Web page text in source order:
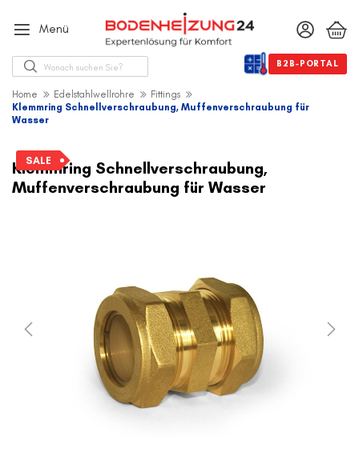
Menü
Suche B2B-PORTAL
Home Edelstahlwellrohre
Fittings
Klemmring Schnellverschraubung, Muffenverschraubung für
Wasser
Ende
der
Bildergalerie
Klemmring Schnellverschraubung,
Muffenverschraubung für Wasser
SALE